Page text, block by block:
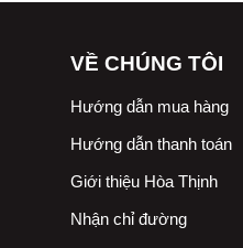
VỀ CHÚNG TÔI
Hướng dẫn mua hàng
Hướng dẫn thanh toán
Giới thiệu Hòa Thịnh
Nhận chỉ đường